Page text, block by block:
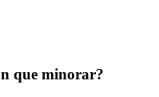
que minorar?